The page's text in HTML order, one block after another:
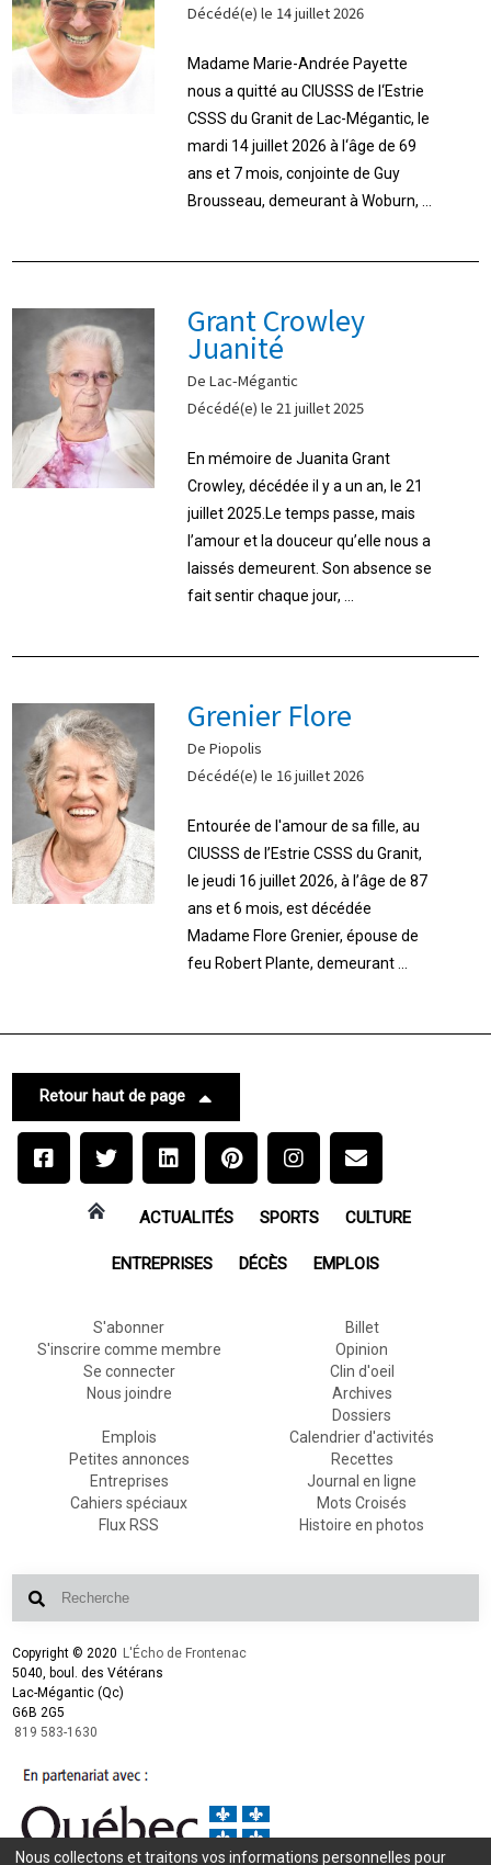
Décédé(e) le 14 juillet 2026
Madame Marie-Andrée Payette
nous a quitté au CIUSSS de l‘Estrie
CSSS du Granit de Lac-Mégantic, le
mardi 14 juillet 2026 à l‘âge de 69
ans et 7 mois, conjointe de Guy
Brousseau, demeurant à Woburn, ...
Grant Crowley
Juanité
De Lac-Mégantic
Décédé(e) le 21 juillet 2025
En mémoire de Juanita Grant
Crowley, décédée il y a un an, le 21
juillet 2025.Le temps passe, mais
l’amour et la douceur qu’elle nous a
laissés demeurent. Son absence se
fait sentir chaque jour, ...
Grenier Flore
De Piopolis
Décédé(e) le 16 juillet 2026
Entourée de l'amour de sa fille, au
CIUSSS de l’Estrie CSSS du Granit,
le jeudi 16 juillet 2026, à l’âge de 87
ans et 6 mois, est décédée
Madame Flore Grenier, épouse de
feu Robert Plante, demeurant ...
Retour haut de page
ACTUALITÉS SPORTS CULTURE
ENTREPRISES DÉCÈS EMPLOIS
S'abonner
S'inscrire comme membre
Se connecter
Nous joindre
Billet
Opinion
Clin d'oeil
Archives
Dossiers
Emplois
Petites annonces
Entreprises
Cahiers spéciaux
Flux RSS
Calendrier d'activités
Recettes
Journal en ligne
Mots Croisés
Histoire en photos
Copyright © 2020 L'Écho de Frontenac
5040, boul. des Vétérans
Lac-Mégantic (Qc)
G6B 2G5
819 583-1630
Nous collectons et traitons vos informations personnelles pour